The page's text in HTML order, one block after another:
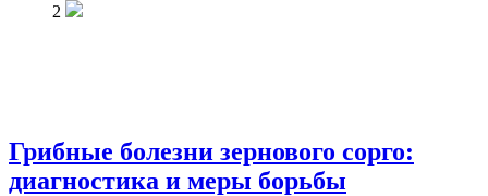
2
Грибные болезни зернового сорго:
диагностика и меры борьбы